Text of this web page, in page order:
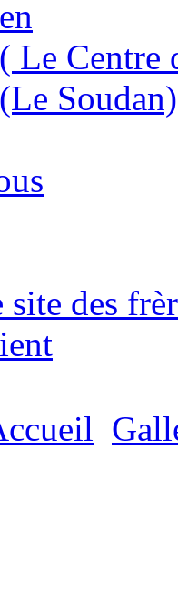
Le Centre
Soudan)
des